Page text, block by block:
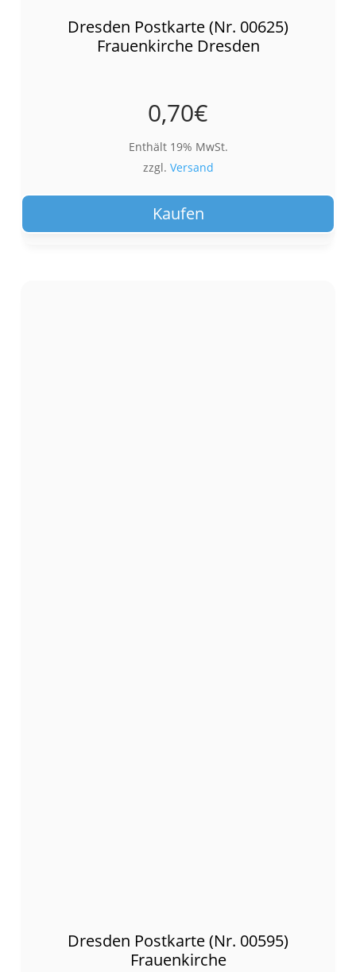
Dresden Postkarte (Nr. 00625)
Frauenkirche Dresden
0,70€
Enthält 19% MwSt.
zzgl. Versand
Kaufen
Dresden Postkarte (Nr. 00595)
Frauenkirche